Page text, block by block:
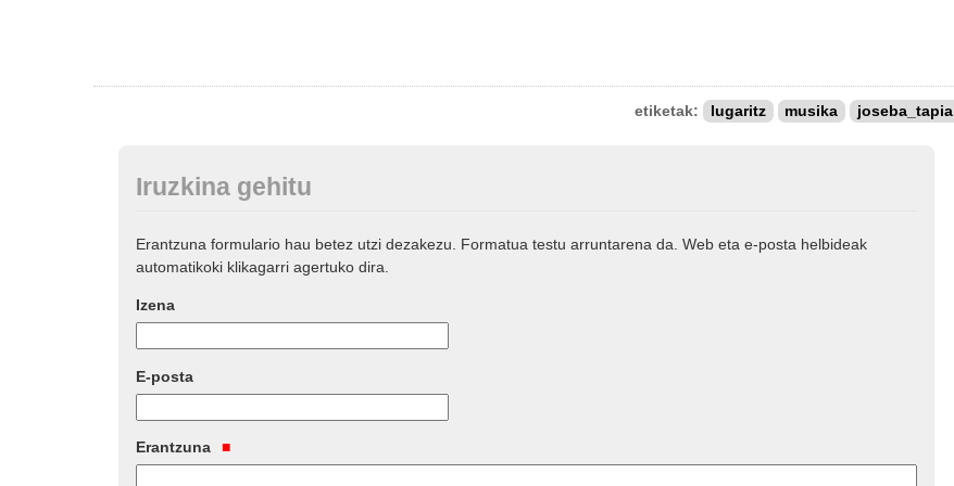
etiketak: lugaritz musika joseba_tapia
Iruzkina gehitu
Erantzuna formulario hau betez utzi dezakezu. Formatua testu arruntarena da. Web eta e-posta helbideak
automatikoki klikagarri agertuko dira.
Izena
E-posta
Erantzuna